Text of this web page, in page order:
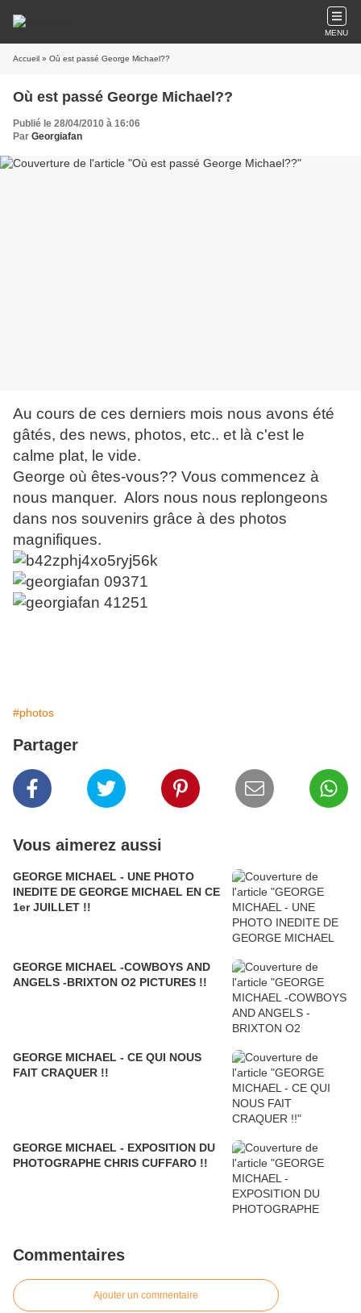
MENU
Accueil » Où est passé George Michael??
Où est passé George Michael??
Publié le 28/04/2010 à 16:06
Par Georgiafan
Au cours de ces derniers mois nous avons été
gâtés, des news, photos, etc.. et là c'est le
calme plat, le vide.
George où êtes-vous?? Vous commencez à
nous manquer. Alors nous nous replongeons
dans nos souvenirs grâce à des photos
magnifiques.
#photos
Partager
Vous aimerez aussi
GEORGE MICHAEL - UNE PHOTO
INEDITE DE GEORGE MICHAEL EN CE
1er JUILLET !!
GEORGE MICHAEL -COWBOYS AND
ANGELS -BRIXTON O2 PICTURES !!
GEORGE MICHAEL - CE QUI NOUS
FAIT CRAQUER !!
GEORGE MICHAEL - EXPOSITION DU
PHOTOGRAPHE CHRIS CUFFARO !!
Commentaires
Ajouter un commentaire